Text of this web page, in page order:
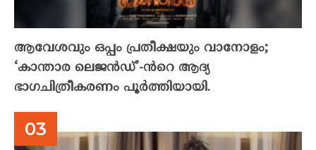
ആവേശവും ഒപ്പം പ്രതീക്ഷയും വാനോളം;
‘കാന്താര ലെജൻഡ്’-ൻറെ ആദ്യ
ഭാഗചിത്രീകരണം പൂർത്തിയായി.